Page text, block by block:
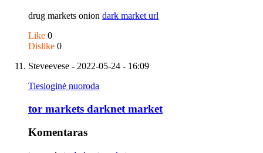
drug markets onion dark market url
Like 0
Dislike 0
Steveevese - 2022-05-24 - 16:09
Tiesioginė nuoroda
tor markets darknet market
Komentaras